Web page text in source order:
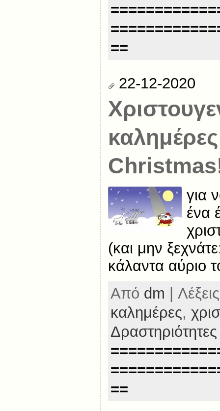
==
22-12-2020
για
ένα
(και μην
κάλαντα αύριο
Από dm |
καλημέρες,
==